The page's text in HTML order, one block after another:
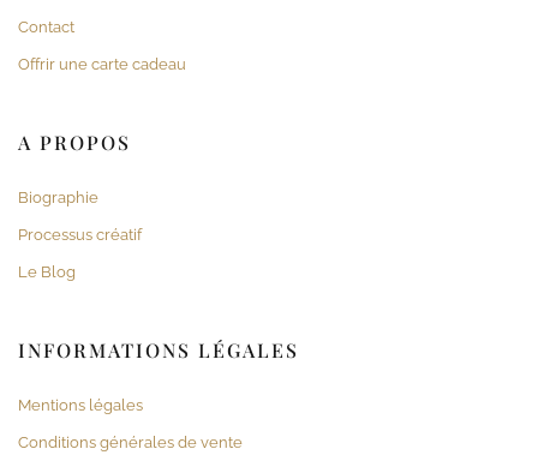
Contact
Offrir une carte cadeau
A PROPOS
Biographie
Processus créatif
Le Blog
INFORMATIONS LÉGALES
Mentions légales
Conditions générales de vente